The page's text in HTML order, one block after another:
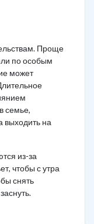
Проще
по особым
может
семье,
выходить на
из-за
чтобы с утра
снять